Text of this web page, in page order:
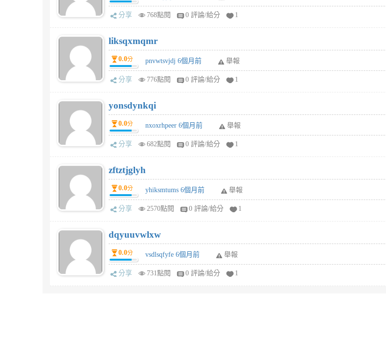
分享 768點閱 0 評論/給分 1
liksqxmqmr
0.0分 pnvwtsvjdj 6個月前 舉報
分享 776點閱 0 評論/給分 1
yonsdynkqi
0.0分 nxoxrhpeer 6個月前 舉報
分享 682點閱 0 評論/給分 1
zftztjglyh
0.0分 yhiksmtums 6個月前 舉報
分享 2570點閱 0 評論/給分 1
dqyuuvwlxw
0.0分 vsdlsqfyfe 6個月前 舉報
分享 731點閱 0 評論/給分 1